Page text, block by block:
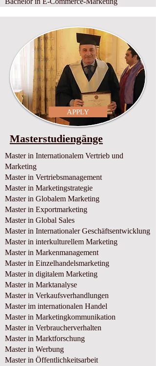
APPLY
Masterstudiengänge
Master in Internationalem Vertrieb und
Marketing
Master in Vertriebsmanagement
Master in Marketingstrategie
Master in Globalem Marketing
Master in Exportmarketing
Master in Global Sales
Master in Internationaler Geschäftsentwicklung
Master in interkulturellem Marketing
Master in Markenmanagement
Master in Einzelhandelsmarketing
Master in digitalem Marketing
Master in Marktanalyse
Master in Verkaufsverhandlungen
Master im internationalen Handel
Master in Marketingkommunikation
Master in Verbraucherverhalten
Master in Marktforschung
Master in Werbung
Master in Öffentlichkeitsarbeit